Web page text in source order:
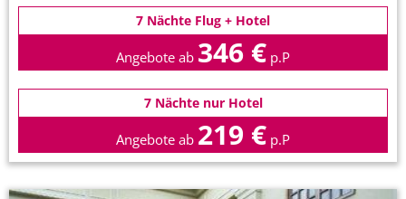
7 Nächte Flug + Hotel
Angebote ab 346 € p.P
7 Nächte nur Hotel
Angebote ab 219 € p.P